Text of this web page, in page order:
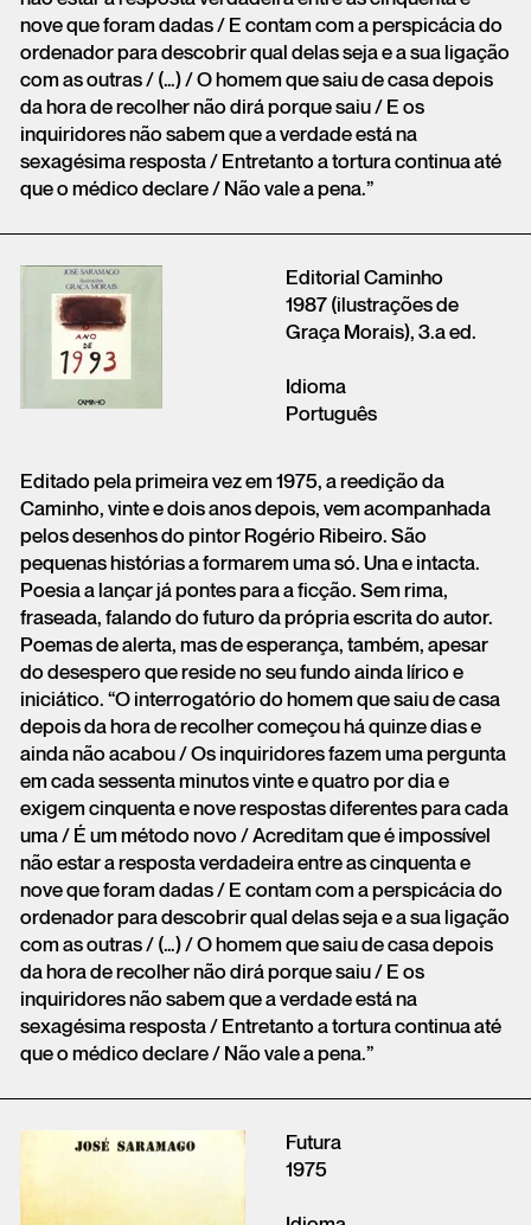
nove que foram dadas / E contam com a perspicácia do
ordenador para descobrir qual delas seja e a sua ligação
com as outras / (…) / O homem que saiu de casa depois
da hora de recolher não dirá porque saiu / E os
inquiridores não sabem que a verdade está na
sexagésima resposta / Entretanto a tortura continua até
que o médico declare / Não vale a pena.”
Editorial Caminho
1987 (ilustrações de
Graça Morais), 3.a ed.
Idioma
Português
Editado pela primeira vez em 1975, a reedição da
Caminho, vinte e dois anos depois, vem acompanhada
pelos desenhos do pintor Rogério Ribeiro. São
pequenas histórias a formarem uma só. Una e intacta.
Poesia a lançar já pontes para a ficção. Sem rima,
fraseada, falando do futuro da própria escrita do autor.
Poemas de alerta, mas de esperança, também, apesar
do desespero que reside no seu fundo ainda lírico e
iniciático. “O interrogatório do homem que saiu de casa
depois da hora de recolher começou há quinze dias e
ainda não acabou / Os inquiridores fazem uma pergunta
em cada sessenta minutos vinte e quatro por dia e
exigem cinquenta e nove respostas diferentes para cada
uma / É um método novo / Acreditam que é impossível
não estar a resposta verdadeira entre as cinquenta e
nove que foram dadas / E contam com a perspicácia do
ordenador para descobrir qual delas seja e a sua ligação
com as outras / (…) / O homem que saiu de casa depois
da hora de recolher não dirá porque saiu / E os
inquiridores não sabem que a verdade está na
sexagésima resposta / Entretanto a tortura continua até
que o médico declare / Não vale a pena.”
Futura
1975